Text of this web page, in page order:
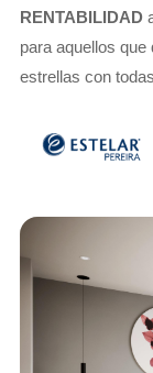
RENTABILIDAD
para aquellos
estrellas con